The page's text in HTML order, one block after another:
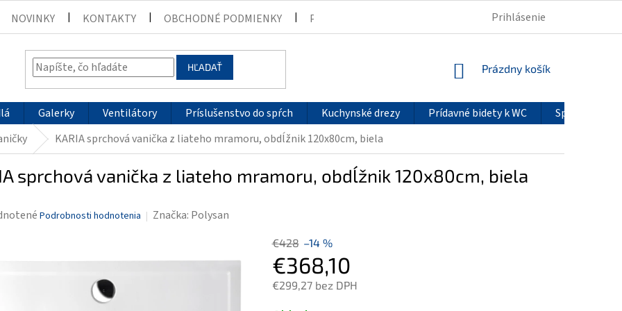
NOVINKY KONTAKTY OBCHODNÉ PODMIENKY PODMIENKY OCHRANY OSOBNÝCH ÚDAJOV REKLAMÁCIE
Prihlásenie
HĽADAŤ
NÁKUPNÝ
Prázdny košík
Galerky Ventilátory Príslušenstvo do spŕch Kuchynské drezy Prídavné bidety k WC
Sprchové
KARIA sprchová vanička z liateho mramoru, obdĺžnik 120x80cm, biela
sprchová vanička z liateho mramoru, obdĺžnik 120x80cm, biela
Podrobnosti hodnotenia Značka: Polysan
€428 –14 %
€368,10
€299,27 bez DPH